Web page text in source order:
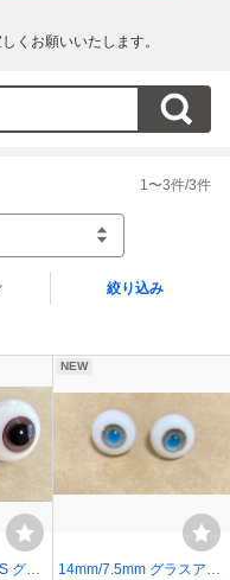
くお願いいたします。
1 〜3件/3件
絞り込み
グラ
NEW
14mm/7.5mm グラスアイ